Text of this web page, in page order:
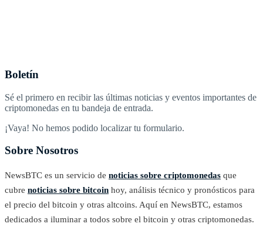
Boletín
Sé el primero en recibir las últimas noticias y eventos importantes de
criptomonedas en tu bandeja de entrada.
¡Vaya! No hemos podido localizar tu formulario.
Sobre Nosotros
NewsBTC es un servicio de noticias sobre criptomonedas que
cubre noticias sobre bitcoin hoy, análisis técnico y pronósticos para
el precio del bitcoin y otras altcoins. Aquí en NewsBTC, estamos
dedicados a iluminar a todos sobre el bitcoin y otras criptomonedas.